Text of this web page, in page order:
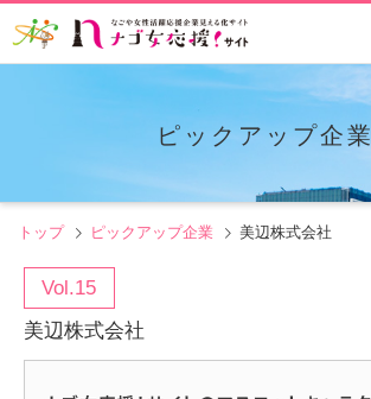
ピックアップ企業
トップ ピックアップ企業 美辺株式会社
Vol.15
美辺株式会社